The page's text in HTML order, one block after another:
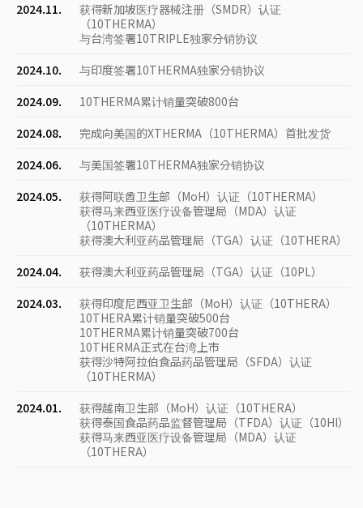
2024.11.
获得新加坡医疗器械注册（SMDR）认证
（10THERMA）
与台湾签署10TRIPLE独家分销协议
2024.10.
与印度签署10THERMA独家分销协议
2024.09.
10THERMA累计销量突破800台
2024.08.
完成向美国的XTHERMA（10THERMA）首批发货
2024.06.
与美国签署10THERMA独家分销协议
2024.05.
获得阿联酋卫生部（MoH）认证（10THERMA）
获得马来西亚医疗设备管理局（MDA）认证
（10THERMA）
获得澳大利亚药品管理局（TGA）认证（10THERA）
2024.04.
获得澳大利亚药品管理局（TGA）认证（10PL）
2024.03.
获得印度尼西亚卫生部（MoH）认证（10THERA）
10THERA累计销量突破500台
10THERMA累计销量突破700台
10THERMA正式在台湾上市
获得沙特阿拉伯食品药品管理局（SFDA）认证
（10THERMA）
2024.01.
获得越南卫生部（MoH）认证（10THERA）
获得泰国食品药品监督管理局（TFDA）认证（10HI）
获得马来西亚医疗设备管理局（MDA）认证
（10THERA）